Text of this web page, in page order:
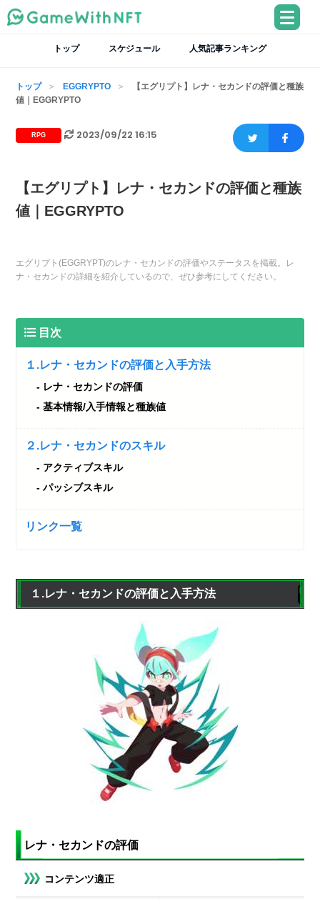
トップ スケジュール 人気記事ランキング
トップ EGGRYPTO
【エグリプト】レナ・セカンドの評価と種族
値｜EGGRYPTO
RPG 2023/09/22 16:15
【エグリプト】レナ・セカンドの評価と種族
値｜EGGRYPTO
エグリプト(EGGRYPT)のレナ・セカンドの評価やステータスを掲載。レ
ナ・セカンドの詳細を紹介しているので、ぜひ参考にしてください。
目次
１.レナ・セカンドの評価と入手方法
レナ・セカンドの評価
基本情報/入手情報と種族値
２.レナ・セカンドのスキル
アクティブスキル
パッシブスキル
リンク一覧
１.レナ・セカンドの評価と入手方法
レナ・セカンドの評価
コンテンツ適正